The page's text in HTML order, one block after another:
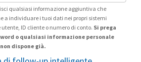
qualsiasi informazione aggiuntiva che
a individuare i tuoi dati nei propri sistemi
ID cliente o numero di conto. Si prega
o qualsiasi informazione personale
dispone già.